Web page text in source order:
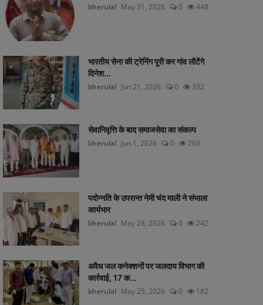
bherulal May 31, 2026 0 448
भारतीय सेना की ट्रेनिंग पूरी कर गांव लौटेंगे
दिनेश...
bherulal Jun 21, 2026 0 332
सेवानिवृत्ति के बाद समाजसेवा का संकल्प
bherulal Jun 1, 2026 0 263
पदोन्नति के उपरान्त नेमी चंद माली ने संभाला
कार्यभार
bherulal May 28, 2026 0 242
अवैध जल कनेक्शनों पर जलदाय विभाग की
कार्रवाई, 17 क...
bherulal May 25, 2026 0 182